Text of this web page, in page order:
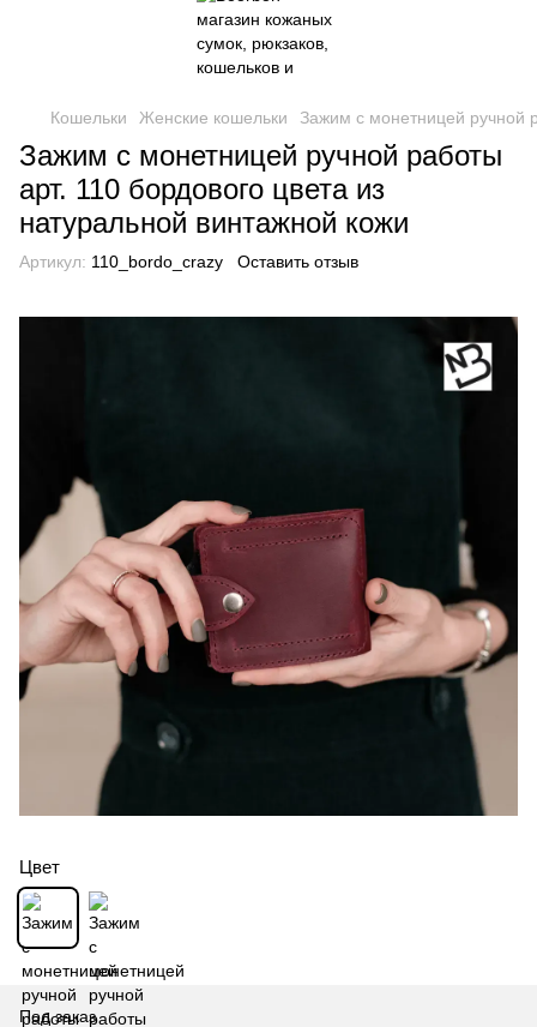
Кошельки Женские кошельки Зажим с монетницей ручной
Зажим с монетницей ручной работы
арт. 110 бордового цвета из
натуральной винтажной кожи
Артикул: 110_bordo_crazy Оставить отзыв
Цвет
Под заказ